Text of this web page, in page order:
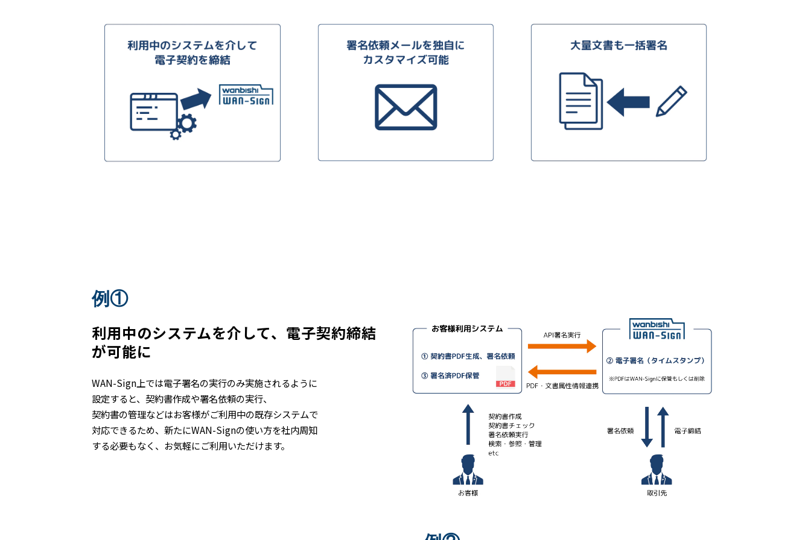
例①
利用中のシステムを介して、電子契約締結
が可能に
WAN-Sign上では電子署名の実行のみ実施されるように
設定すると、契約書作成や署名依頼の実行、
契約書の管理などはお客様がご利用中の既存システムで
対応できるため、新たにWAN-Signの使い方を社内周知
する必要もなく、お気軽にご利用いただけます。